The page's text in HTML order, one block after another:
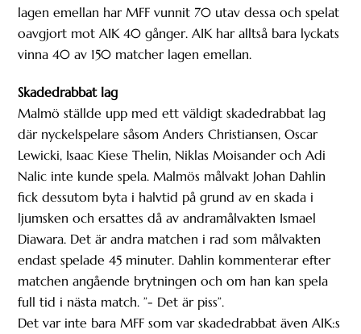
lagen emellan har MFF vunnit 70 utav dessa och spelat
oavgjort mot AIK 40 gånger. AIK har alltså bara lyckats
vinna 40 av 150 matcher lagen emellan.
Skadedrabbat lag
Malmö ställde upp med ett väldigt skadedrabbat lag
där nyckelspelare såsom Anders Christiansen, Oscar
Lewicki, Isaac Kiese Thelin, Niklas Moisander och Adi
Nalic inte kunde spela. Malmös målvakt Johan Dahlin
fick dessutom byta i halvtid på grund av en skada i
ljumsken och ersattes då av andramålvakten Ismael
Diawara. Det är andra matchen i rad som målvakten
endast spelade 45 minuter. Dahlin kommenterar efter
matchen angående brytningen och om han kan spela
full tid i nästa match. ”- Det är piss”.
Det var inte bara MFF som var skadedrabbat även AIK:s